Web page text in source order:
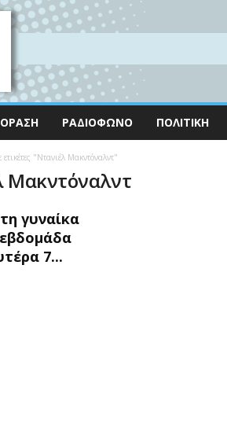
ΡΑΔΙΌΦΩΝΟ ΠΟΛΙΤΙΚΉ
"Ντανιέλ Μακντόναλντ"
Μακντόναλντ
γυναίκα
7...